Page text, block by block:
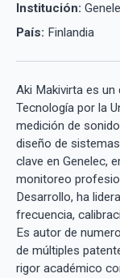
Institución:
País: Finlandia
Aki Makivirta es
Tecnología por la
medición de
diseño de
clave en Genelec,
monitoreo
Desarrollo, ha
frecuencia,
Es autor de
de múltiples
rigor académico